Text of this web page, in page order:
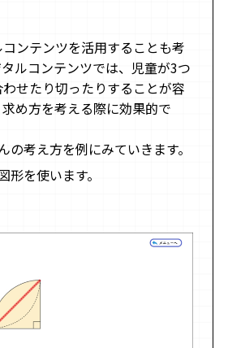
ンテンツを活用することも考
ルコンテンツでは、児童が3つ
せたり切ったりすることが容
め方を考える際に効果的で
の考え方を例にみていきます。
形を使います。